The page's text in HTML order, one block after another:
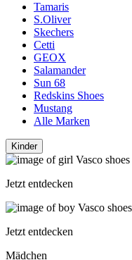
Tamaris
S.Oliver
Skechers
Cetti
GEOX
Salamander
Sun 68
Redskins Shoes
Mustang
Alle Marken
Kinder
Jetzt entdecken
Jetzt entdecken
Mädchen